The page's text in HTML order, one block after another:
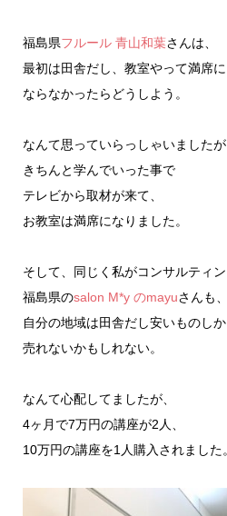
福島県フルール 青山和葉さんは、
最初は田舎だし、教室やって満席に
ならなかったらどうしよう。
なんて思っていらっしゃいましたが
きちんと学んでいった事で
テレビから取材が来て、
お教室は満席になりました。
そして、同じく私がコンサルティ
福島県のsalon M*y のmayuさんも、
自分の地域は田舎だし安いものしか
売れないかもしれない。
なんて心配してましたが、
4ヶ月で7万円の講座が2人、
10万円の講座を1人購入されました。